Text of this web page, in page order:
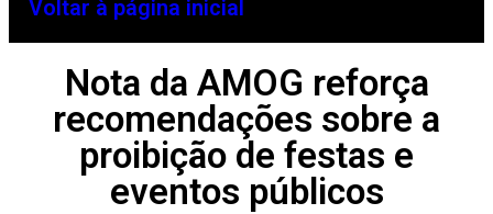
Voltar à página inicial
Nota da AMOG reforça
recomendações sobre a
proibição de festas e
eventos públicos